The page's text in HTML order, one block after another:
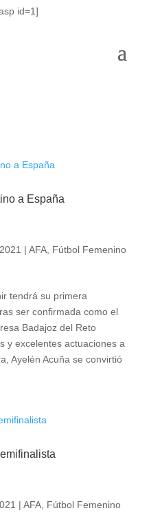
id=1]
a España
| AFA, Fútbol Femenino
tendrá su primera
ser confirmada como el
Badajoz del Reto
y excelentes actuaciones a
Ayelén Acuña se convirtió
| AFA, Fútbol Femenino